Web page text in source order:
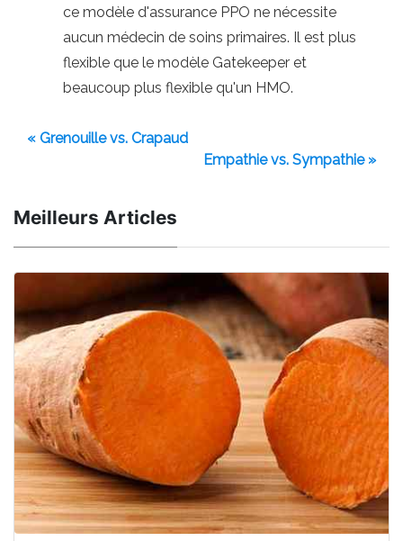
ce modèle d'assurance PPO ne nécessite
aucun médecin de soins primaires. Il est plus
flexible que le modèle Gatekeeper et
beaucoup plus flexible qu'un HMO.
« Grenouille vs. Crapaud
Empathie vs. Sympathie »
Meilleurs Articles